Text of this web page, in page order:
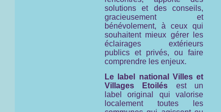
solutions et des conseils,
gracieusement et
bénévolement, à ceux qui
souhaitent mieux gérer les
éclairages extérieurs
publics et privés, ou faire
comprendre les enjeux.
Le label national Villes et
Villages Etoilés est un
label original qui valorise
localement toutes les